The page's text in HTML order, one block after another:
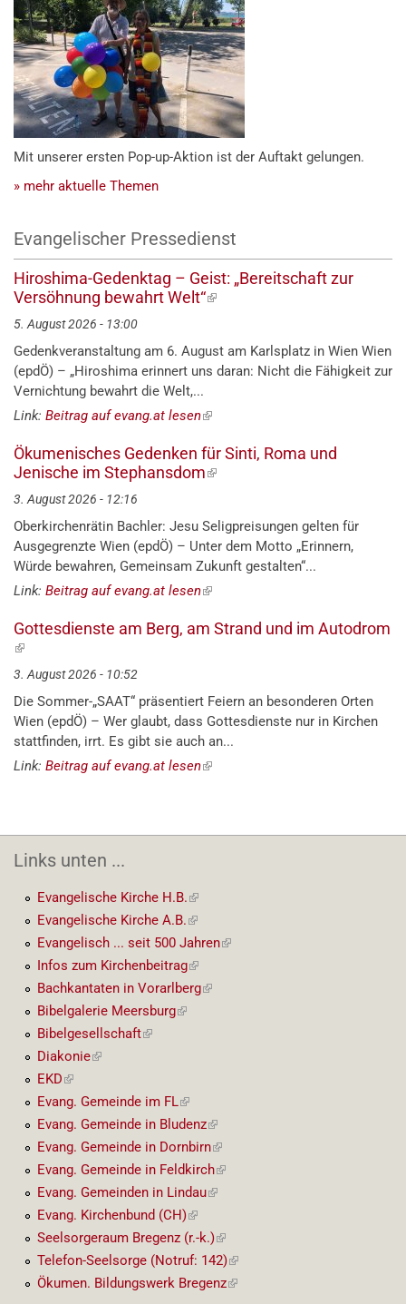
Mit unserer ersten Pop-up-Aktion ist der Auftakt gelungen.
» mehr aktuelle Themen
Evangelischer Pressedienst
Hiroshima-Gedenktag – Geist: „Bereitschaft zur
Versöhnung bewahrt Welt“(externer
5. August 2026 - 13:00
Gedenkveranstaltung am 6. August am Karlsplatz in Wien Wien
(epdÖ) – „Hiroshima erinnert uns daran: Nicht die Fähigkeit zur
Vernichtung bewahrt die Welt,...
Link: Beitrag auf evang.at lesen(externer
Ökumenisches Gedenken für Sinti, Roma und
Jenische im Stephansdom(externer
3. August 2026 - 12:16
Oberkirchenrätin Bachler: Jesu Seligpreisungen gelten für
Ausgegrenzte Wien (epdÖ) – Unter dem Motto „Erinnern,
Würde bewahren, Gemeinsam Zukunft gestalten“...
Link: Beitrag auf evang.at lesen(externer
Gottesdienste am Berg, am Strand und im Autodrom
(externer
Link)
3. August 2026 - 10:52
Die Sommer-„SAAT“ präsentiert Feiern an besonderen Orten
Wien (epdÖ) – Wer glaubt, dass Gottesdienste nur in Kirchen
stattfinden, irrt. Es gibt sie auch an...
Link: Beitrag auf evang.at lesen(externer
Links unten ...
Evangelische Kirche H.B.(externer
Link)
Evangelische Kirche A.B.(externer
Link)
Evangelisch ... seit 500 Jahren(externer
Infos zum Kirchenbeitrag(externer
Link)
Bachkantaten in Vorarlberg(externer
Bibelgalerie Meersburg(externer
Bibelgesellschaft(externer
Diakonie(externer
EKD(externer
Link)
Evang. Gemeinde im FL(externer
Link)
Evang. Gemeinde in Bludenz(externer
Link)
Evang. Gemeinde in Dornbirn(externer
Link)
Evang. Gemeinde in Feldkirch(externer
Link)
Evang. Gemeinden in Lindau(externer
Evang. Kirchenbund (CH)(externer
Link)
Seelsorgeraum Bregenz (r.-k.)(externer
Link)
Telefon-Seelsorge (Notruf: 142)(externer
Link)
Ökumen. Bildungswerk Bregenz(externer